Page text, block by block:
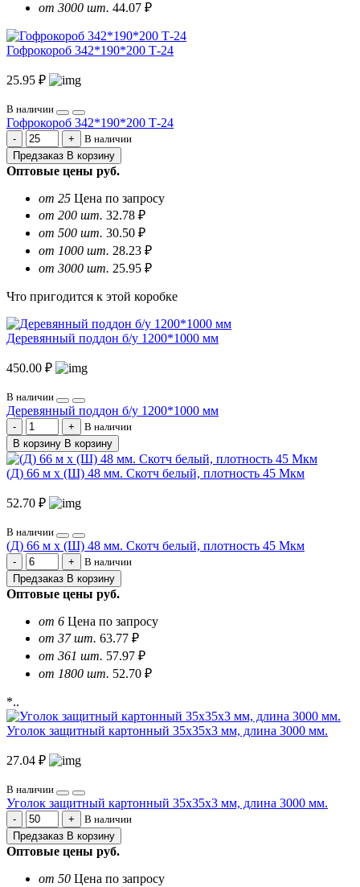
от 3000 шт. 44.07 ₽
Гофрокороб 342*190*200 Т-24
25.95 ₽
В наличии
Гофрокороб 342*190*200 Т-24
В наличии
Предзаказ В корзину
Оптовые цены руб.
от 25 Цена по запросу
от 200 шт. 32.78 ₽
от 500 шт. 30.50 ₽
от 1000 шт. 28.23 ₽
от 3000 шт. 25.95 ₽
Что пригодится к этой коробке
Деревянный поддон б/у 1200*1000 мм
450.00 ₽
В наличии
Деревянный поддон б/у 1200*1000 мм
В наличии
В корзину В корзину
(Д) 66 м х (Ш) 48 мм. Скотч белый, плотность 45 Мкм
52.70 ₽
В наличии
(Д) 66 м х (Ш) 48 мм. Скотч белый, плотность 45 Мкм
В наличии
Предзаказ В корзину
Оптовые цены руб.
от 6 Цена по запросу
от 37 шт. 63.77 ₽
от 361 шт. 57.97 ₽
от 1800 шт. 52.70 ₽
*..
Уголок защитный картонный 35х35х3 мм, длина 3000 мм.
27.04 ₽
В наличии
Уголок защитный картонный 35х35х3 мм, длина 3000 мм.
В наличии
Предзаказ В корзину
Оптовые цены руб.
от 50 Цена по запросу